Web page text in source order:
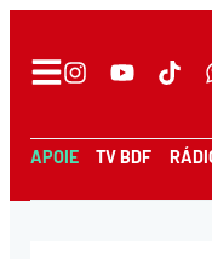
APOIE TV BDF